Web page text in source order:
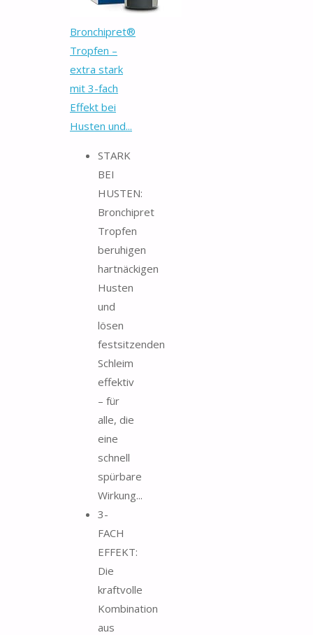
Bronchipret®
Tropfen –
extra stark
mit 3-fach
Effekt bei
Husten und...
STARK
BEI
HUSTEN:
Bronchipret
Tropfen
beruhigen
hartnäckigen
Husten
und
lösen
festsitzenden
Schleim
effektiv
– für
alle, die
eine
schnell
spürbare
Wirkung...
3-
FACH
EFFEKT:
Die
kraftvolle
Kombination
aus